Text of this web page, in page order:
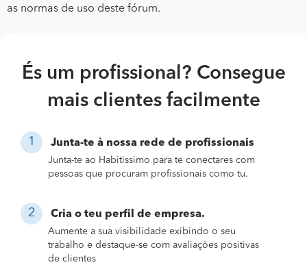
as normas de uso deste fórum.
És um profissional? Consegue
mais clientes facilmente
Junta-te à nossa rede de profissionais
Junta-te ao Habitissimo para te conectares com
pessoas que procuram profissionais como tu.
Cria o teu perfil de empresa.
Aumente a sua visibilidade exibindo o seu
trabalho e destaque-se com avaliações positivas
de clientes